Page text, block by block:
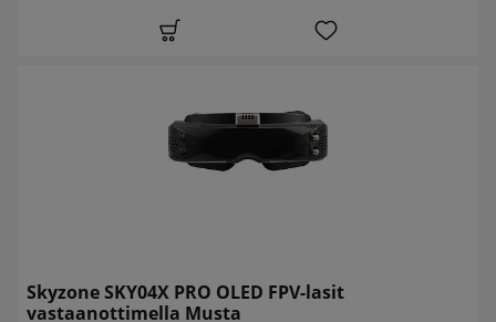
Skyzone SKY04X PRO OLED FPV-lasit
vastaanottimella Musta